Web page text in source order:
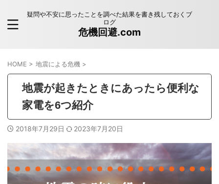
疑問や不安に思ったことを調べた結果を書き残しておくブ
ログ
危機回避.com
HOME > 地震による危機 >
地震が起きたときにあったら便利な
家電を6つ紹介
2018年7月29日 2023年7月20日